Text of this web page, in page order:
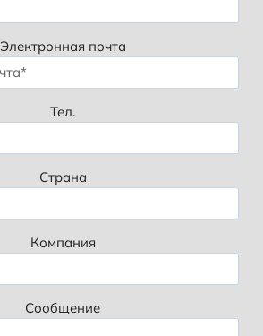
Электронная почта
Тел.
Страна
Компания
Сообщение